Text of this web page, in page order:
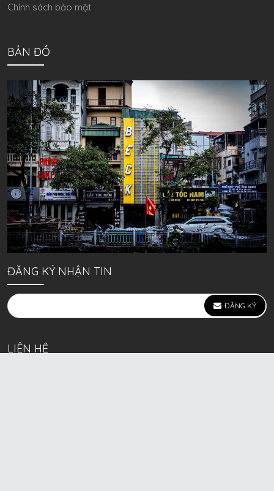
Chính sách bảo mật
BẢN ĐỒ
ĐĂNG KÝ NHẬN TIN
ĐĂNG KÝ
LIÊN HỆ